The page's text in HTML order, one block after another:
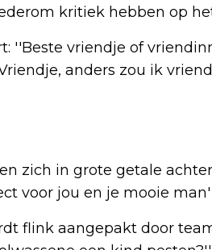
kritiek hebben op
''Beste vriendje of
anders zou ik
zich in grote getale
voor jou en je mooie
flink aangepakt door